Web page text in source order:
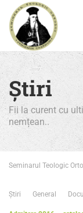
Știri
Fii la curent cu
nemțean..
Seminarul Teologic
Știri General